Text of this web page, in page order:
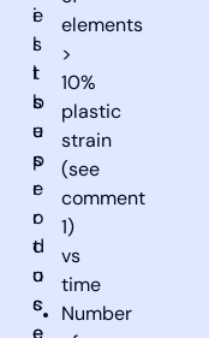
e
s
t
s
u
s
e
r
t
o
s
i
l
l
b
e
p
r
o
d
u
c
elements
>
10%
plastic
strain
(see
comment
1)
vs
time
Number